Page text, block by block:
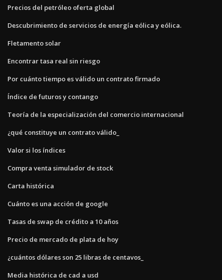
Precios del petróleo oferta global
Descubrimiento de servicios de energía eólica y eólica.
Fletamento solar
Encontrar tasa real sin riesgo
Por cuánto tiempo es válido un contrato firmado
Índice de futuros y contango
Teoría de la especialización del comercio internacional
¿qué constituye un contrato válido_
Valor si los índices
Compra venta simulador de stock
Carta histórica
Cuánto es una acción de google
Tasas de swap de crédito a 10 años
Precio de mercado de plata de hoy
¿cuántos dólares son 25 libras de centavos_
Media histórica de cad a usd